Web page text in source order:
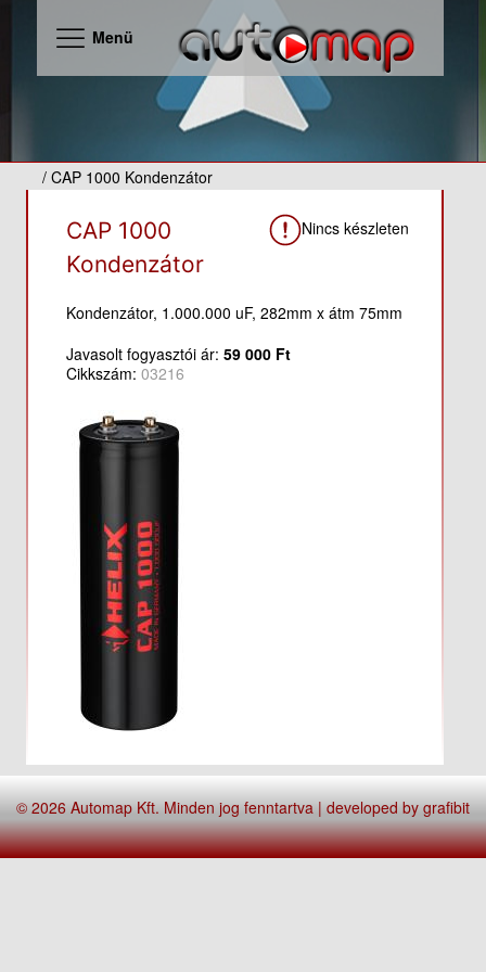
Menü
/ CAP 1000 Kondenzátor
Nincs készleten
CAP 1000
Kondenzátor
Kondenzátor, 1.000.000 uF, 282mm x átm 75mm
Javasolt fogyasztói ár: 59 000 Ft
Cikkszám: 03216
© 2026 Automap Kft. Minden jog fenntartva | developed bygrafibit